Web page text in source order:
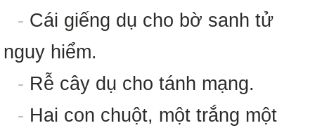
- Cái giếng dụ cho bờ sanh tử
nguy hiểm.
- Rễ cây dụ cho tánh mạng.
- Hai con chuột, một trắng một